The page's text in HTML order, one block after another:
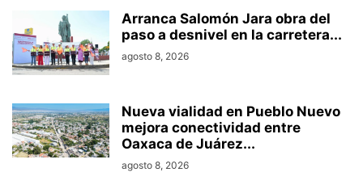
Arranca Salomón Jara obra del
paso a desnivel en la carretera...
agosto 8, 2026
Nueva vialidad en Pueblo Nuevo
mejora conectividad entre
Oaxaca de Juárez...
agosto 8, 2026